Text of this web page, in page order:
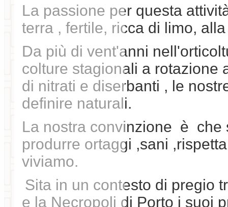
La passione per questa
terra , fertile, ricca di limo,
Da più di vent'anni
colture stagionali a rotazione
di nitrati e diserbanti , le
definire naturali.
La nostra convinzione è che
produrre ortaggi ,sani
viviamo.
Sita in un contesto di pregio
e la Necropoli di Porto i suoi